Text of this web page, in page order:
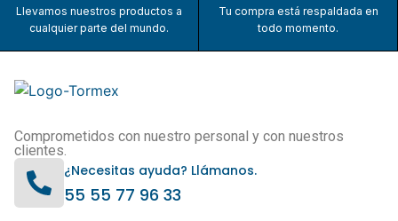
Llevamos nuestros productos a
cualquier parte del mundo.
Tu compra está respaldada en
todo momento.
Comprometidos con nuestro personal y con nuestros
clientes.
¿Necesitas ayuda? Llámanos.
55 55 77 96 33